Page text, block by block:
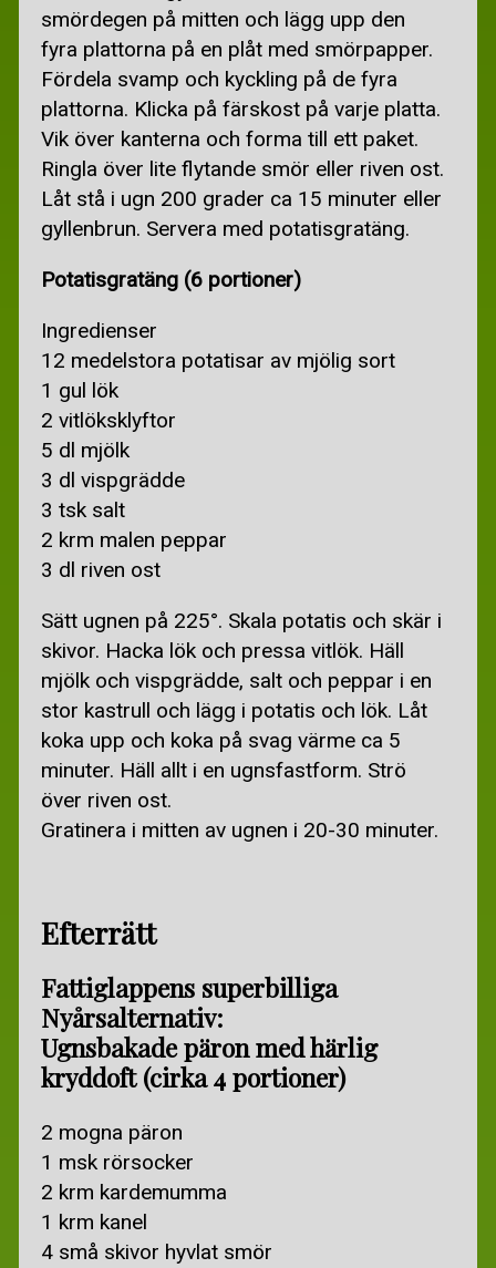
smördegen på mitten och lägg upp den
fyra plattorna på en plåt med smörpapper.
Fördela svamp och kyckling på de fyra
plattorna. Klicka på färskost på varje platta.
Vik över kanterna och forma till ett paket.
Ringla över lite flytande smör eller riven ost.
Låt stå i ugn 200 grader ca 15 minuter eller
gyllenbrun. Servera med potatisgratäng.
Potatisgratäng (6 portioner)
Ingredienser
12 medelstora potatisar av mjölig sort
1 gul lök
2 vitlöksklyftor
5 dl mjölk
3 dl vispgrädde
3 tsk salt
2 krm malen peppar
3 dl riven ost
Sätt ugnen på 225°. Skala potatis och skär i
skivor. Hacka lök och pressa vitlök. Häll
mjölk och vispgrädde, salt och peppar i en
stor kastrull och lägg i potatis och lök. Låt
koka upp och koka på svag värme ca 5
minuter. Häll allt i en ugnsfastform. Strö
över riven ost.
Gratinera i mitten av ugnen i 20-30 minuter.
Efterrätt
Fattiglappens superbilliga
Nyårsalternativ:
Ugnsbakade päron med härlig
kryddoft (cirka 4 portioner)
2 mogna päron
1 msk rörsocker
2 krm kardemumma
1 krm kanel
4 små skivor hyvlat smör